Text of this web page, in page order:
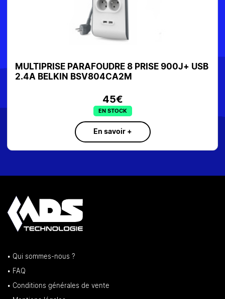
900J+ USB
MULTIPRISE PARAFOUDRE
BLANC 36KA 1.5M SALICRU 680BA
• Qui sommes-nous ?
• FAQ
• Conditions générales de vente